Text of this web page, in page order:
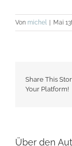
Von michel | Mai
Share This
Your Platform!
Über den